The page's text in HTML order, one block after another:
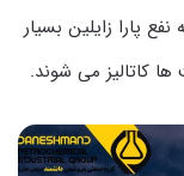
پارا زایلین بسیار
کاتالیز می شوند.